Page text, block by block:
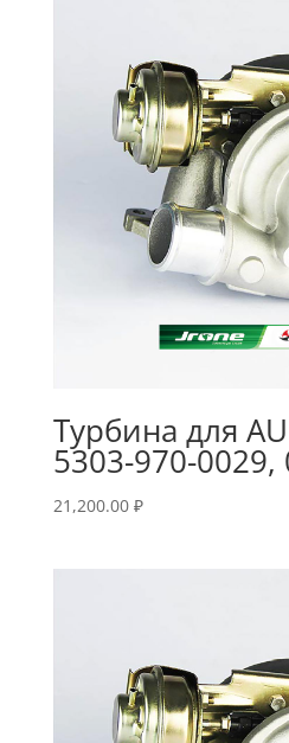
Турбина для
5303-970-0029,
21,200.00 ₽